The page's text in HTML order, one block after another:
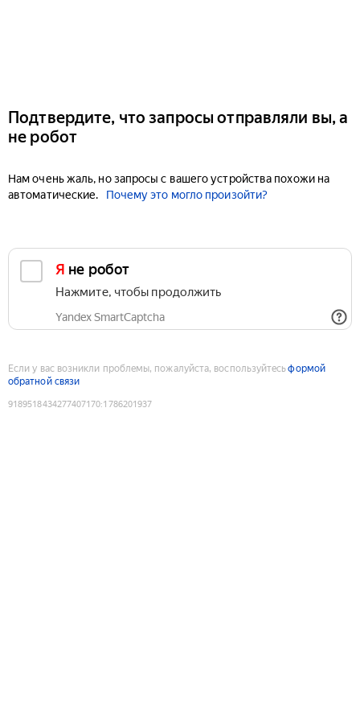
Подтвердите, что запросы отправляли вы, а
не робот
Нам очень жаль, но запросы с вашего устройства похожи на
автоматические.
Почему это могло произойти?
Я не робот
Нажмите, чтобы продолжить
Yandex SmartCaptcha
Если у вас возникли проблемы, пожалуйста, воспользуйтесьформой
обратной связи
9189518434277407170:1786201937